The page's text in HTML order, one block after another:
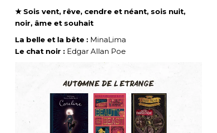
★ Sois vent, rêve, cendre et néant, sois nuit,
noir, âme et souhait
La belle et la bête : MinaLima
Le chat noir : Edgar Allan Poe